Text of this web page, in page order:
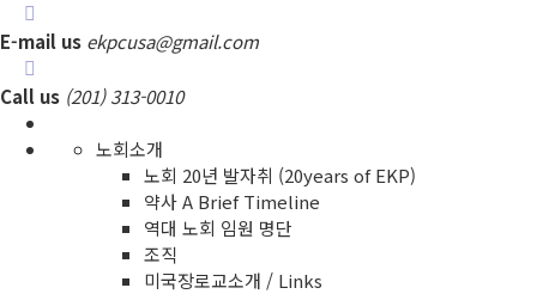
E-mail us ekpcusa@gmail.com
Call us (201) 313-0010
노회소개
노회 20년 발자취 (20years of EKP)
약사 A Brief Timeline
역대 노회 임원 명단
조직
미국장로교소개 / Links